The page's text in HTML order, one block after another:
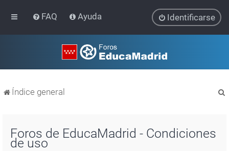
FAQ Ayuda Identificarse
Índice general
Foros de EducaMadrid - Condiciones
de uso